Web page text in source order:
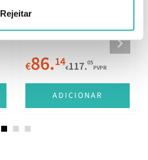
Rejeitar
€86.14€117.05
PVPR
ADICIONAR